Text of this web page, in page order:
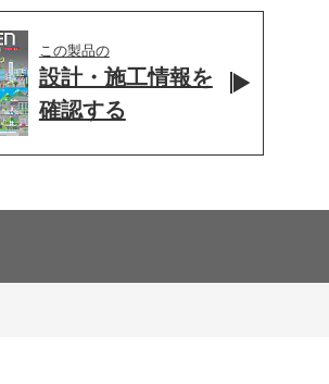
この製品の
設計・施工情報を
確認する